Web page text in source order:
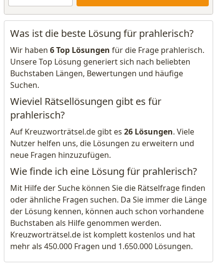
Was ist die beste Lösung für prahlerisch?
Wir haben 6 Top Lösungen für die Frage prahlerisch.
Unsere Top Lösung generiert sich nach beliebten
Buchstaben Längen, Bewertungen und häufige
Suchen.
Wieviel Rätsellösungen gibt es für
prahlerisch?
Auf Kreuzworträtsel.de gibt es 26 Lösungen. Viele
Nutzer helfen uns, die Lösungen zu erweitern und
neue Fragen hinzuzufügen.
Wie finde ich eine Lösung für prahlerisch?
Mit Hilfe der Suche können Sie die Rätselfrage finden
oder ähnliche Fragen suchen. Da Sie immer die Länge
der Lösung kennen, können auch schon vorhandene
Buchstaben als Hilfe genommen werden.
Kreuzworträtsel.de ist komplett kostenlos und hat
mehr als 450.000 Fragen und 1.650.000 Lösungen.